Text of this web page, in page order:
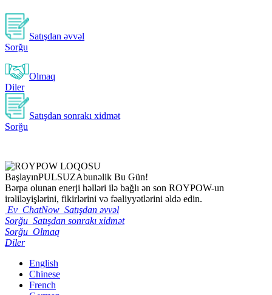
Satışdan əvvəl
Sorğu
Olmaq
Diler
Satışdan sonrakı xidmət
Sorğu
BaşlayınPULSUZAbunəlik Bu Gün!
Bərpa olunan enerji həlləri ilə bağlı ən son ROYPOW-un
irəliləyişlərini, fikirlərini və fəaliyyətlərini əldə edin.
Ev ChatNow Satışdan əvvəl
Sorğu Satışdan sonrakı xidmət
Sorğu Olmaq
Diler
English
Chinese
French